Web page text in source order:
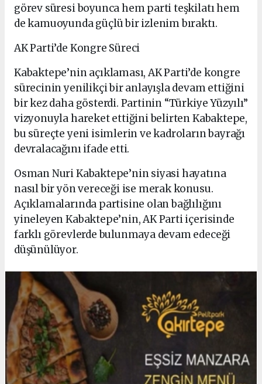
görev süresi boyunca hem parti teşkilatı hem
de kamuoyunda güçlü bir izlenim bıraktı.
AK Parti’de Kongre Süreci
Kabaktepe’nin açıklaması, AK Parti’de kongre
sürecinin yenilikçi bir anlayışla devam ettiğini
bir kez daha gösterdi. Partinin “Türkiye Yüzyılı”
vizyonuyla hareket ettiğini belirten Kabaktepe,
bu süreçte yeni isimlerin ve kadroların bayrağı
devralacağını ifade etti.
Osman Nuri Kabaktepe’nin siyasi hayatına
nasıl bir yön vereceği ise merak konusu.
Açıklamalarında partisine olan bağlılığını
yineleyen Kabaktepe’nin, AK Parti içerisinde
farklı görevlerde bulunmaya devam edeceği
düşünülüyor.